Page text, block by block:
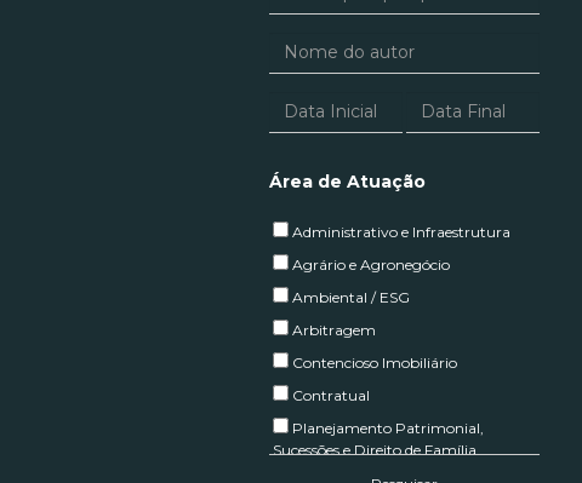
Área de Atuação
Administrativo e Infraestrutura
Agrário e Agronegócio
Ambiental / ESG
Arbitragem
Contencioso Imobiliário
Contratual
Planejamento Patrimonial,
Sucessões e Direito de Família